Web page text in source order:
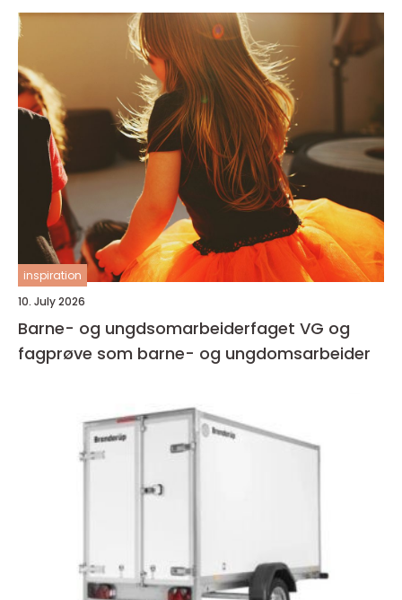
inspiration
10. July 2026
Barne- og ungdsomarbeiderfaget VG og
fagprøve som barne- og ungdomsarbeider